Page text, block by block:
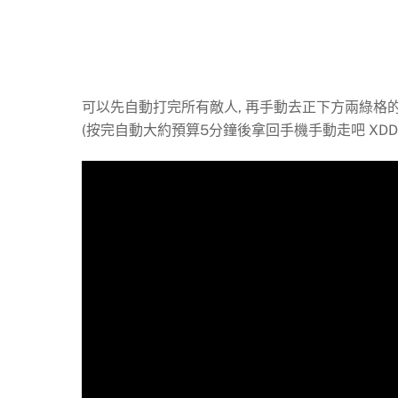
可以先自動打完所有敵人, 再手動去正下方兩綠格
(按完自動大約預算5分鐘後拿回手機手動走吧